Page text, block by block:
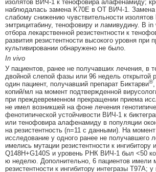
изолятов ВИЧ-1 к тенофовира алафенамиду;
наблюдалась замена K70E в ОТ ВИЧ-1. Замена
слабому снижению чувствительности
эмтрицитабину, тенофовиру и ламивудину. В in
отбора лекарственной резистентности к
развития резистентности высокого уровня при
культивировании обнаружено не было.
In vivo
У пациентов, ранее не получавших лечения, в
двойной слепой фазы или 96 недель открытой
один пациент, получавший препарат Биктарви®
копий/мл на момент подтвержденной
при преждевременном прекращении приема
не имел возникшей на фоне лечения
фенотипической устойчивости ВИЧ-1 к
или тенофовира алафенамиду в популяции
на резистентность (n=11 с данными). На
исследование у одного ранее не получавшего
имелись мутации резистентности к ингибитору
Q148H+G140S и уровень РНК ВИЧ-1 был <50
ю неделю. Дополнительно, 6 пациентов имели
резистентности к ингибитору интегразы T97A;